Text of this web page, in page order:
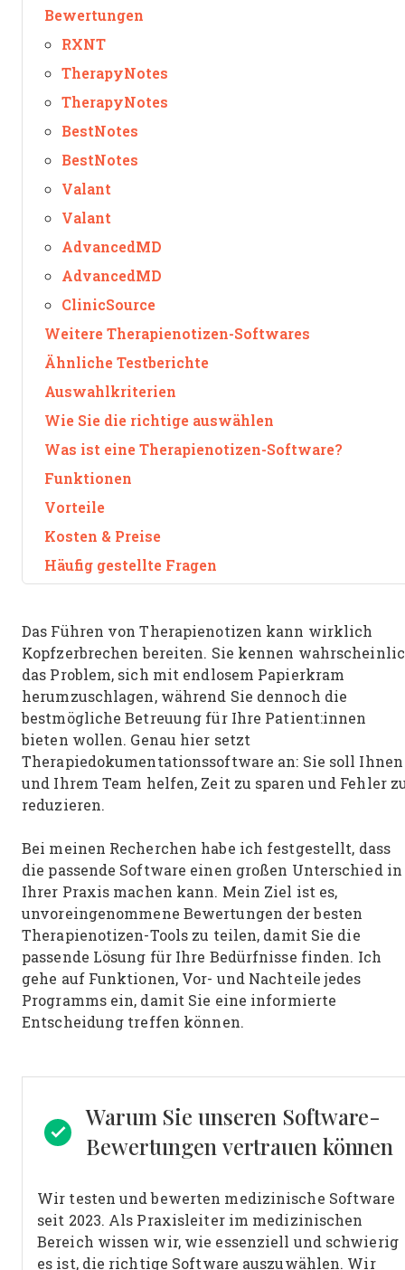
Bewertungen
RXNT
TherapyNotes
TherapyNotes
BestNotes
BestNotes
Valant
Valant
AdvancedMD
AdvancedMD
ClinicSource
Weitere Therapienotizen-Softwares
Ähnliche Testberichte
Auswahlkriterien
Wie Sie die richtige auswählen
Was ist eine Therapienotizen-Software?
Funktionen
Vorteile
Kosten & Preise
Häufig gestellte Fragen
Das Führen von Therapienotizen kann wirklich
Kopfzerbrechen bereiten. Sie kennen
das Problem, sich mit endlosem Papierkram
herumzuschlagen, während Sie dennoch die
bestmögliche Betreuung für Ihre Patient:innen
bieten wollen. Genau hier setzt
Therapiedokumentationssoftware an: Sie soll Ihnen
und Ihrem Team helfen, Zeit zu sparen und Fehler
reduzieren.
Bei meinen Recherchen habe ich festgestellt, dass
die passende Software einen großen Unterschied in
Ihrer Praxis machen kann. Mein Ziel ist es,
unvoreingenommene Bewertungen der besten
Therapienotizen-Tools zu teilen, damit Sie die
passende Lösung für Ihre Bedürfnisse finden. Ich
gehe auf Funktionen, Vor- und Nachteile jedes
Programms ein, damit Sie eine informierte
Entscheidung treffen können.
Warum Sie unseren Software-
Bewertungen vertrauen können
Wir testen und bewerten medizinische Software
seit 2023. Als Praxisleiter im medizinischen
Bereich wissen wir, wie essenziell und schwierig
es ist, die richtige Software auszuwählen. Wir